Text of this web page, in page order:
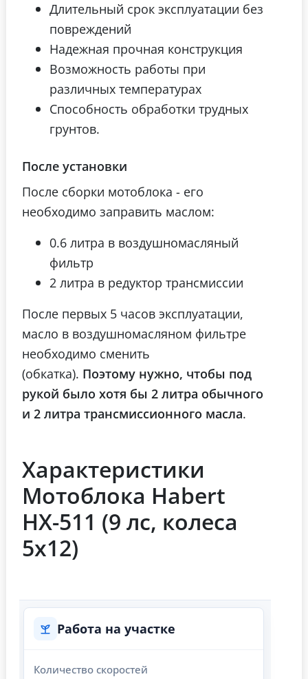
Длительный срок эксплуатации без
повреждений
Надежная прочная конструкция
Возможность работы при
различных температурах
Способность обработки трудных
грунтов.
После установки
После сборки мотоблока - его
необходимо заправить маслом:
0.6 литра в воздушномасляный
фильтр
2 литра в редуктор трансмиссии
После первых 5 часов эксплуатации,
масло в воздушномасляном фильтре
необходимо сменить
(обкатка). Поэтому нужно, чтобы под
рукой было хотя бы 2 литра обычного
и 2 литра трансмиссионного масла.
Характеристики
Мотоблока Habert
HХ-511 (9 лс, колеса
5х12)
Работа на участке
Количество скоростей